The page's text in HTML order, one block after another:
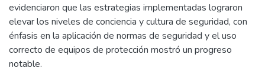
evidenciaron que las estrategias implementadas lograron
elevar los niveles de conciencia y cultura de seguridad, con
énfasis en la aplicación de normas de seguridad y el uso
correcto de equipos de protección mostró un progreso
notable.